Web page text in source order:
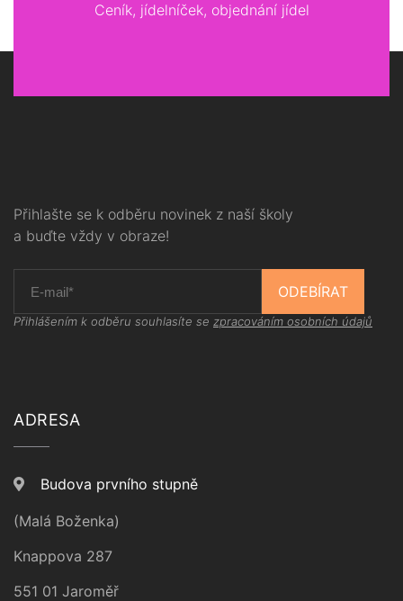
Ceník, jídelníček, objednání jídel
Přihlašte se k odběru novinek z naší školy
a buďte vždy v obraze!
ODEBÍRAT
Přihlášením k odběru souhlasíte se zpracováním osobních údajů
ADRESA
Budova prvního stupně
(Malá Boženka)
Knappova 287
551 01 Jaroměř